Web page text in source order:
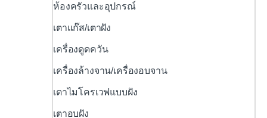
ห้องครัวและอุปกรณ์
เตาแก๊ส/เตาฝัง
เครื่องดูดควัน
เครื่องล้างจาน/เครื่องอบจาน
เตาไมโครเวฟแบบฝัง
เตาอบฝัง